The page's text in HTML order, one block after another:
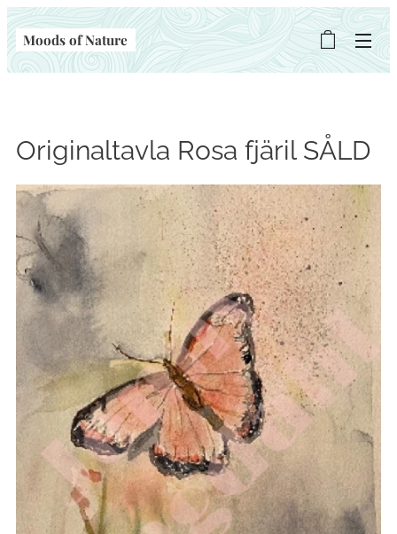
Moods of Nature
Originaltavla Rosa fjäril SÅLD